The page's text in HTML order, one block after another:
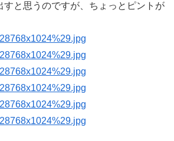
すと思うのですが、ちょっとピントが